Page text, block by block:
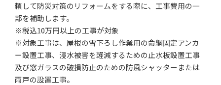
頼して防災対策のリフォームをする際に、工事費用の一
部を補助します。
※税込10万円以上の工事が対象
※対象工事は、屋根の雪下ろし作業用の命綱固定アンカ
ー設置工事、浸水被害を軽減するための止水板設置工事
及び窓ガラスの破損防止のための防風シャッターまたは
雨戸の設置工事。